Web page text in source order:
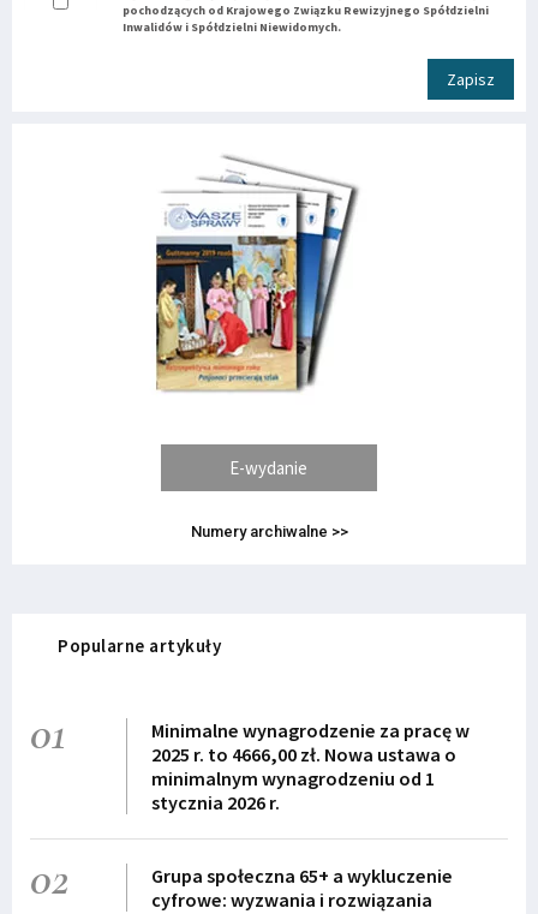
pochodzących od Krajowego Związku Rewizyjnego Spółdzielni
Inwalidów i Spółdzielni Niewidomych.
Zapisz
E-wydanie
Numery archiwalne >>
Popularne artykuły
01
Minimalne wynagrodzenie za pracę w
2025 r. to 4666,00 zł. Nowa ustawa o
minimalnym wynagrodzeniu od 1
stycznia 2026 r.
02
Grupa społeczna 65+ a wykluczenie
cyfrowe: wyzwania i rozwiązania